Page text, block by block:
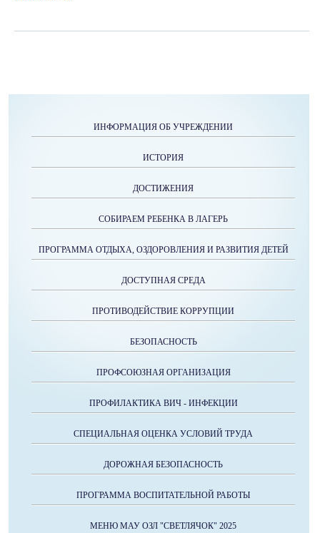
ИНФОРМАЦИЯ ОБ УЧРЕЖДЕНИИ
ИСТОРИЯ
ДОСТИЖЕНИЯ
СОБИРАЕМ РЕБЕНКА В ЛАГЕРЬ
ПРОГРАММА ОТДЫХА, ОЗДОРОВЛЕНИЯ И РАЗВИТИЯ ДЕТЕЙ
ДОСТУПНАЯ СРЕДА
ПРОТИВОДЕЙСТВИЕ КОРРУПЦИИ
БЕЗОПАСНОСТЬ
ПРОФСОЮЗНАЯ ОРГАНИЗАЦИЯ
ПРОФИЛАКТИКА ВИЧ - ИНФЕКЦИИ
СПЕЦИАЛЬНАЯ ОЦЕНКА УСЛОВИЙ ТРУДА
ДОРОЖНАЯ БЕЗОПАСНОСТЬ
ПРОГРАММА ВОСПИТАТЕЛЬНОЙ РАБОТЫ
МЕНЮ МАУ ОЗЛ "СВЕТЛЯЧОК" 2025